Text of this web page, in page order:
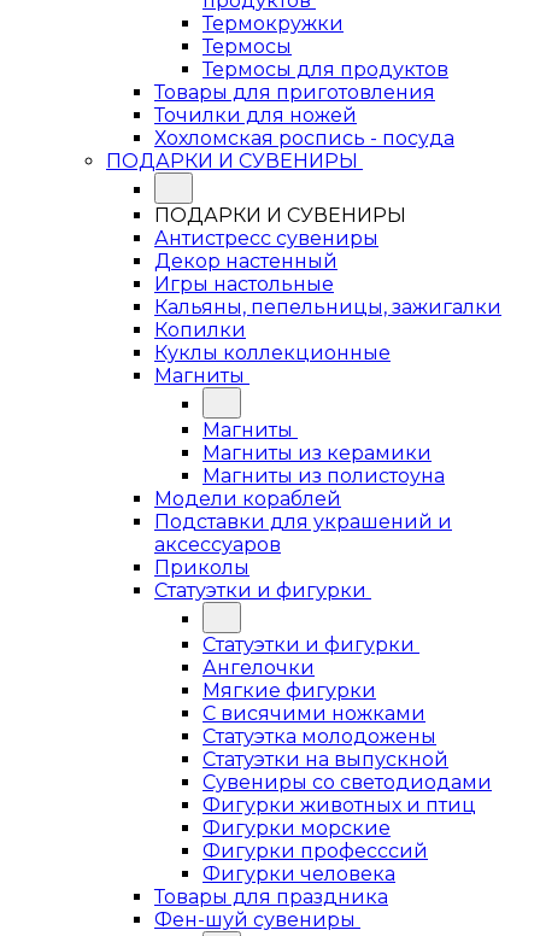
Термокружки
Термосы
Термосы для продуктов
Товары для приготовления
Точилки для ножей
Хохломская роспись - посуда
ПОДАРКИ И СУВЕНИРЫ
ПОДАРКИ И СУВЕНИРЫ
Антистресс сувениры
Декор настенный
Игры настольные
Кальяны, пепельницы, зажигалки
Копилки
Куклы коллекционные
Магниты
Магниты
Магниты из керамики
Магниты из полистоуна
Модели кораблей
Подставки для украшений и
аксессуаров
Приколы
Статуэтки и фигурки
Статуэтки и фигурки
Ангелочки
Мягкие фигурки
С висячими ножками
Статуэтка молодожены
Статуэтки на выпускной
Сувениры со светодиодами
Фигурки животных и птиц
Фигурки морские
Фигурки професссий
Фигурки человека
Товары для праздника
Фен-шуй сувениры